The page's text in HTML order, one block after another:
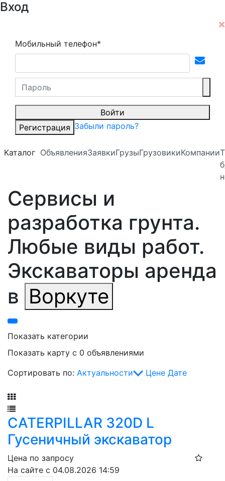
Вход
Мобильный телефон*
Войти
Регистрация Забыли пароль?
Каталог ОбъявленияЗаявкиГрузыГрузовикиКомпании
Сервисы и
разработка грунта.
Любые виды работ.
Экскаваторы аренда
в Воркуте
Показать категории
Показать карту с 0 объявлениями
Сортировать по: Актуальности Цене Дате
CATERPILLAR 320D L
Гусеничный экскаватор
Цена по запросу
На сайте с 04.08.2026 14:59